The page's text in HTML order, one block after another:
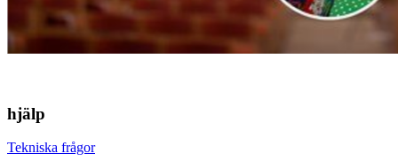
hjälp
Tekniska frågor